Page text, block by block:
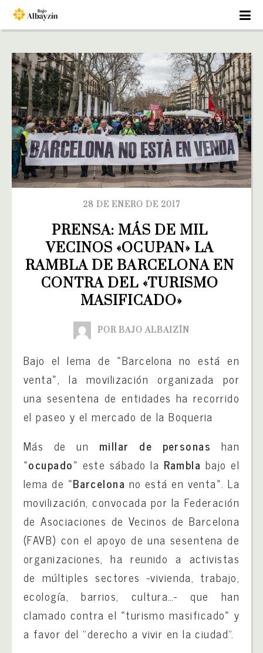
28 DE ENERO DE 2017
PRENSA: MÁS DE MIL
VECINOS «OCUPAN» LA
RAMBLA DE BARCELONA EN
CONTRA DEL «TURISMO
MASIFICADO»
POR BAJO ALBAIZÍN
Bajo el lema de «Barcelona no está en
venta», la movilización organizada por
una sesentena de entidades ha recorrido
el paseo y el mercado de la Boqueria
Más de un millar de personas han
«ocupado» este sábado la Rambla bajo el
lema de «Barcelona no está en venta». La
movilización, convocada por la Federación
de Asociaciones de Vecinos de Barcelona
(FAVB) con el apoyo de una sesentena de
organizaciones, ha reunido a activistas
de múltiples sectores -vivienda, trabajo,
ecología, barrios, cultura…- que han
clamado contra el «turismo masificado» y
a favor del “derecho a vivir en la ciudad”.